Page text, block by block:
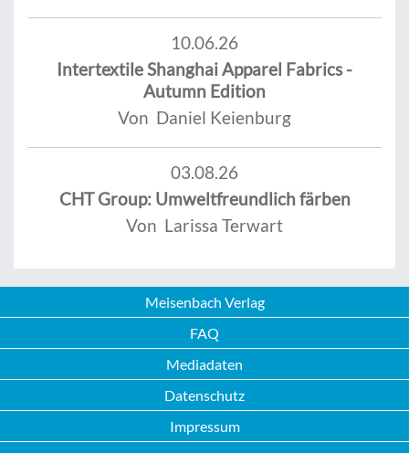
10.06.26
Intertextile Shanghai Apparel Fabrics -
Autumn Edition
Von Daniel Keienburg
03.08.26
CHT Group: Umweltfreundlich färben
Von Larissa Terwart
Meisenbach Verlag
FAQ
Mediadaten
Datenschutz
Impressum